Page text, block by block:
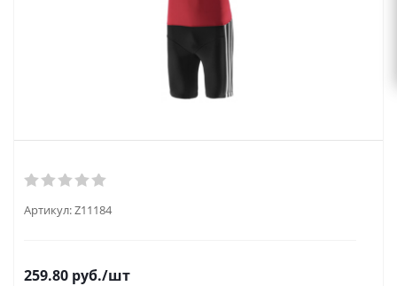
Артикул:Z11184
259.80 руб./шт